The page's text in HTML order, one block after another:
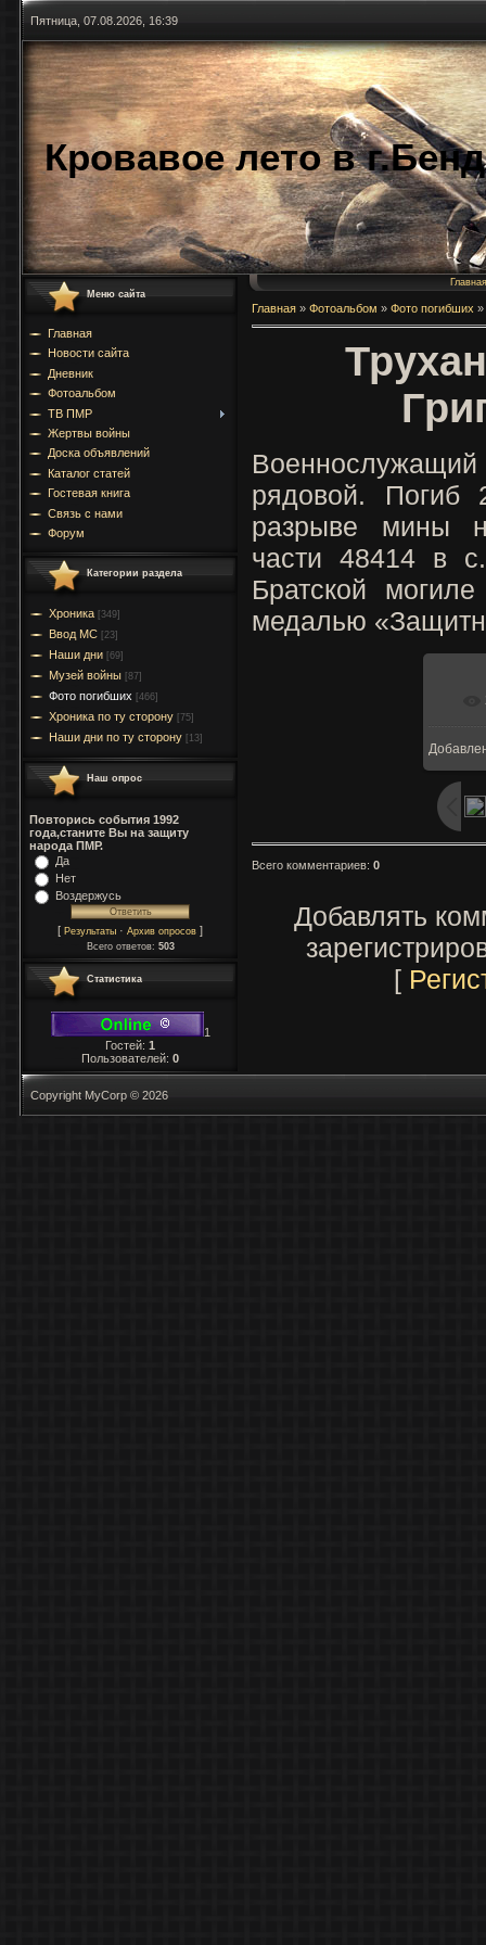
Пятница, 07.08.2026, 16:39
Кровавое лето в
Меню сайта
Главная
Новости сайта
Дневник
Фотоальбом
ТВ ПМР
Жертвы войны
Доска объявлений
Каталог статей
Гостевая книга
Связь с нами
Форум
Категории раздела
Хроника [349]
Ввод МC [23]
Наши дни [69]
Музей войны [87]
Фото погибших [466]
Хроника по ту сторону [75]
Наши дни по ту сторону [13]
Наш опрос
Повторись события 1992
года,станите Вы на защиту
народа ПМР.
Да
Нет
Воздержусь
[ Результаты · Архив опросов ]
Всего ответов: 503
Статистика
1
Гостей: 1
Пользователей: 0
Главная
Главная » Фотоальбом » Фото погибших »
рядовой.
разрыве мины
части 48414 в
Братской
медалью
Всего комментариев: 0
Добавлять
[
Copyright MyCorp © 2026